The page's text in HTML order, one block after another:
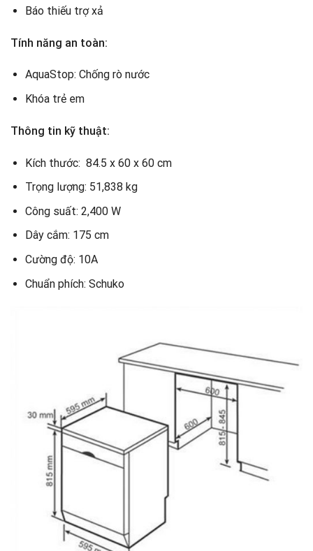
Báo thiếu trợ xả
Tính năng an toàn:
AquaStop: Chống rò nước
Khóa trẻ em
Thông tin kỹ thuật:
Kích thước: 84.5 x 60 x 60 cm
Trọng lượng: 51,838 kg
Công suất: 2,400 W
Dây cắm: 175 cm
Cường độ: 10A
Chuẩn phích: Schuko